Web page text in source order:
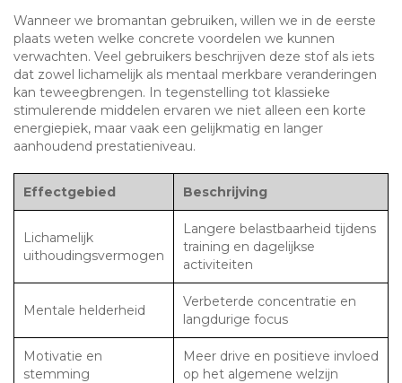
Wanneer we bromantan gebruiken, willen we in de eerste
plaats weten welke concrete voordelen we kunnen
verwachten. Veel gebruikers beschrijven deze stof als iets
dat zowel lichamelijk als mentaal merkbare veranderingen
kan teweegbrengen. In tegenstelling tot klassieke
stimulerende middelen ervaren we niet alleen een korte
energiepiek, maar vaak een gelijkmatig en langer
aanhoudend prestatieniveau.
Effectgebied Beschrijving
Lichamelijk
uithoudingsvermogen
Langere belastbaarheid tijdens
training en dagelijkse
activiteiten
Mentale helderheid
Verbeterde concentratie en
langdurige focus
Motivatie en
stemming
Meer drive en positieve invloed
op het algemene welzijn